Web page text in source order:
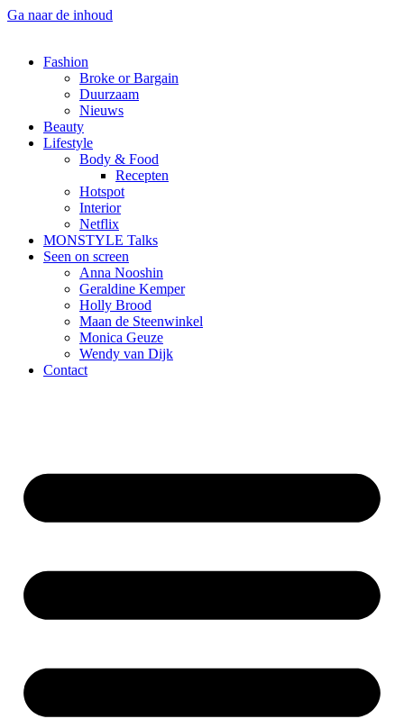
Ga naar de inhoud
Fashion
Broke or Bargain
Duurzaam
Nieuws
Beauty
Lifestyle
Body & Food
Recepten
Hotspot
Interior
Netflix
MONSTYLE Talks
Seen on screen
Anna Nooshin
Geraldine Kemper
Holly Brood
Maan de Steenwinkel
Monica Geuze
Wendy van Dijk
Contact